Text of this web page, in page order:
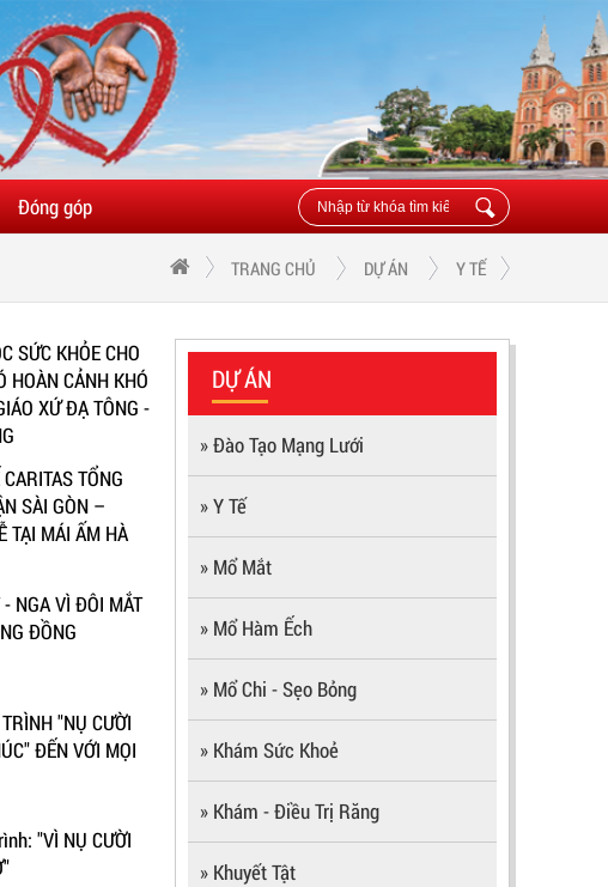
Đóng góp
TRANG CHỦ DỰ ÁN Y TẾ
SỨC KHỎE CHO
HOÀN CẢNH KHÓ
XỨ ĐẠ TÔNG -
TỔNG
SÀI GÒN –
TẠI MÁI ẤM HÀ
- NGA VÌ ĐÔI MẮT
ĐỒNG
"NỤ CƯỜI
ĐẾN VỚI MỌI
"VÌ NỤ CƯỜI
DỰ ÁN
» Đào Tạo Mạng Lưới
» Y Tế
» Mổ Mắt
» Mổ Hàm Ếch
» Mổ Chi - Sẹo Bỏng
» Khám Sức Khoẻ
» Khám - Điều Trị Răng
» Khuyết Tật